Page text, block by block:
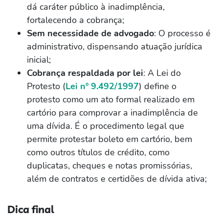
dá caráter público à inadimplência,
fortalecendo a cobrança;
Sem necessidade de advogado: O processo é
administrativo, dispensando atuação jurídica
inicial;
Cobrança respaldada por lei: A Lei do
Protesto (Lei nº 9.492/1997) define o
protesto como um ato formal realizado em
cartório para comprovar a inadimplência de
uma dívida. É o procedimento legal que
permite protestar boleto em cartório, bem
como outros títulos de crédito, como
duplicatas, cheques e notas promissórias,
além de contratos e certidões de dívida ativa;
Dica final